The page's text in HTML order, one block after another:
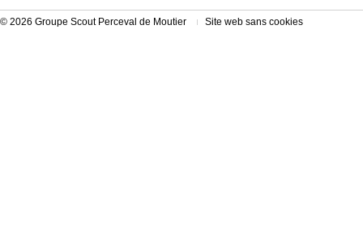
© 2026 Groupe Scout Perceval de Moutier Site web sans cookies